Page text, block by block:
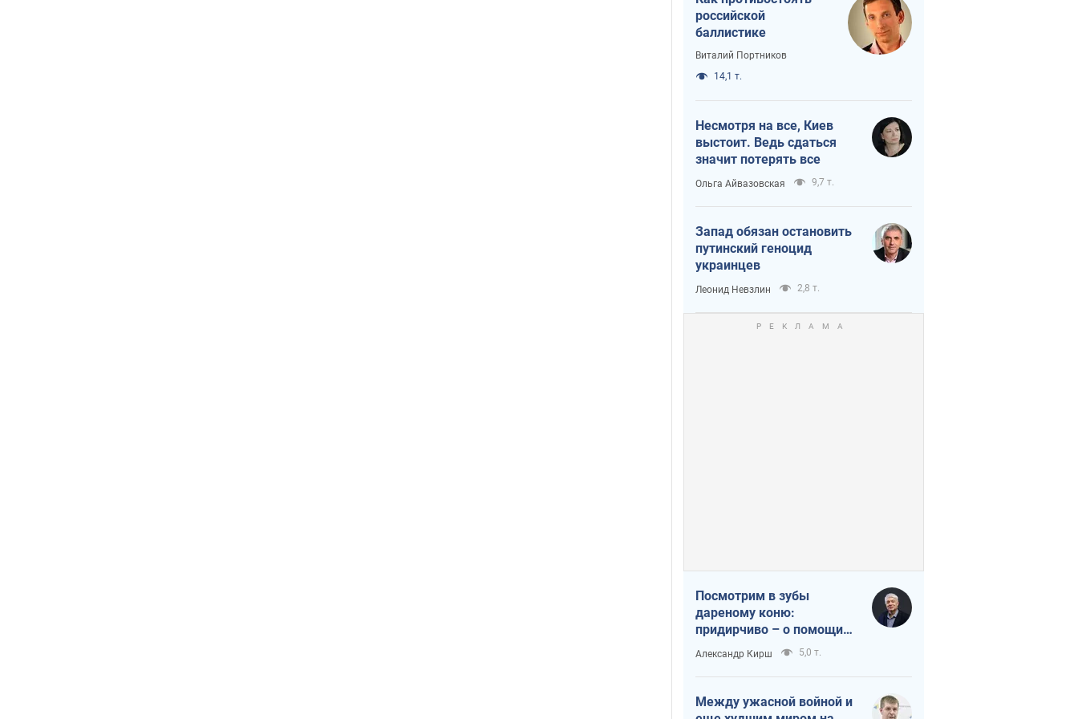
российской
баллистике
Виталий Портников
14,1 т.
Несмотря на все, Киев
выстоит. Ведь сдаться
значит потерять все
Ольга Айвазовская 9,7 т.
Запад обязан остановить
путинский геноцид
украинцев
Леонид Невзлин 2,8 т.
Посмотрим в зубы
дареному коню:
придирчиво – о помощи
Украине
Александр Кирш 5,0 т.
Между ужасной войной и